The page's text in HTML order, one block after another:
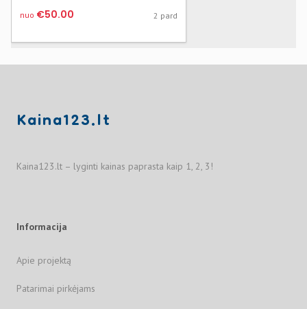
nuo €50.00 2 pard
Kaina123.lt
Kaina123.lt – lyginti kainas paprasta kaip 1, 2, 3!
Informacija
Apie projektą
Patarimai pirkėjams